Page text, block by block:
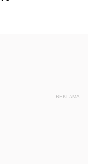
REKLAMA